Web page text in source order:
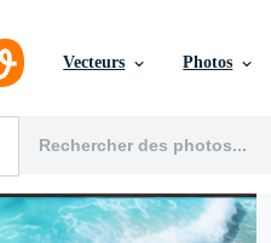
Vecteurs Photos